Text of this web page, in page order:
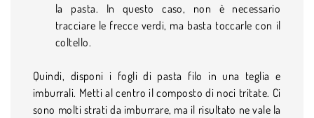
la pasta. In questo caso, non è necessario
tracciare le frecce verdi, ma basta toccarle con il
coltello.
Quindi, disponi i fogli di pasta filo in una teglia e
imburrali. Metti al centro il composto di noci tritate. Ci
sono molti strati da imburrare, ma il risultato ne vale la